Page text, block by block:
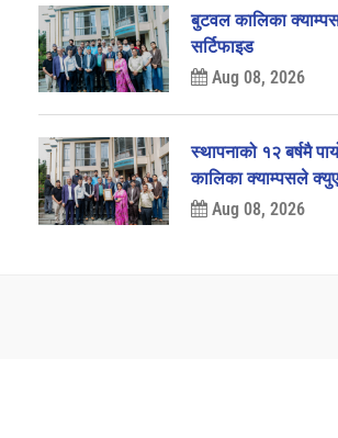
बुटवल कालिका
सर्टिफाइड
Aug 08, 2026
स्थापनाको १२ बर्षमै
कालिका क्याम्पसले
Aug 08, 2026